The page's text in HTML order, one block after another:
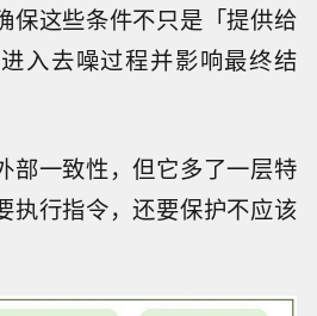
保这些条件不只是「提供给
入去噪过程并影响最终结
部一致性，但它多了一层特
执行指令，还要保护不应该